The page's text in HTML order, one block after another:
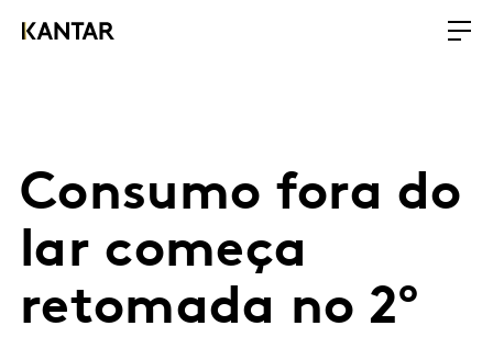
Consumo fora do
lar começa
retomada no 2º